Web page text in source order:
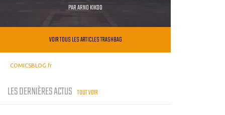
PARARNO KIKOO
VOIR TOUS LES ARTICLES TRASHBAG
COMICSBLOG.fr
LES DERNIÈRES ACTUS TOUT VOIR